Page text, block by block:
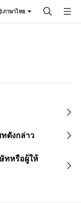
ภาษาไทย
ดังกล่าว
ทหรือผู้ให้